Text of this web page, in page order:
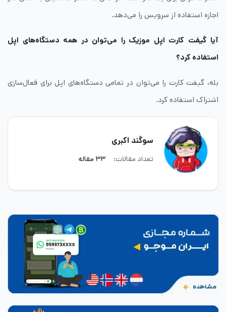
اجازه استفاده از سرویس را می‌دهد.
آیا گیفت کارت اپل موزیک را می‌توان در همه دستگاه‌های اپل
استفاده کرد؟
بله، گیفت کارت را می‌توان در تمامی دستگاه‌های اپل برای فعال‌سازی
اشتراک استفاده کرد.
سوگند اکبری
تعداد مقالات: ۳۳ مقاله